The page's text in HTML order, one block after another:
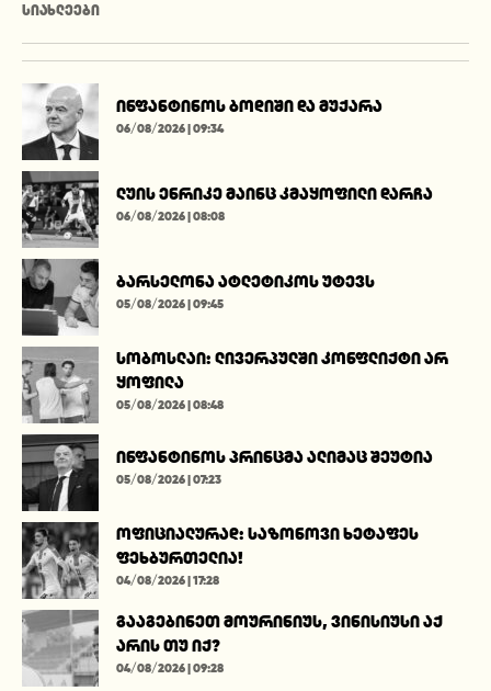
ᲡᲘᲐᲮᲚᲔᲔᲑᲘ
ინფანტინოს ბოდიში და მუქარა
06/08/2026 | 09:34
ლუის ენრიკე მაინც კმაყოფილი დარჩა
06/08/2026 | 08:08
ბარსელონა ატლეტიკოს უტევს
05/08/2026 | 09:45
სობოსლაი: ლივერპულში კონფლიქტი არ
ყოფილა
05/08/2026 | 08:48
ინფანტინოს პრინცმა ალიმაც შეუტია
05/08/2026 | 07:23
ოფიციალურად: საზონოვი ხეტაფეს
ფეხბურთელია!
04/08/2026 | 17:28
გააგებინეთ მოურინიუს, ვინისიუსი აქ
არის თუ იქ?
04/08/2026 | 09:28